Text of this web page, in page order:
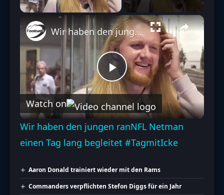
Play
Video
Wir haben den jungen ranNFL Netman einen Tag lang begleitet #TagmitIcke
Watch on
Wir haben den jungen ranNFL Netman
einen Tag lang begleitet #TagmitIcke
Aaron Donald trainiert wieder mit den Rams
Commanders verpflichten Stefon Diggs für ein Jahr